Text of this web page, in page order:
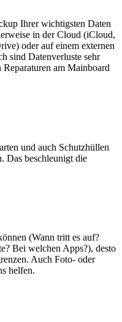
Ihrer wichtigsten Daten
in der Cloud (iCloud,
oder auf einem externen
sind Datenverluste sehr
am Mainboard
und auch Schutzhüllen
Das beschleunigt die
(Wann tritt es auf?
Bei welchen Apps?), desto
Auch Foto- oder
helfen.